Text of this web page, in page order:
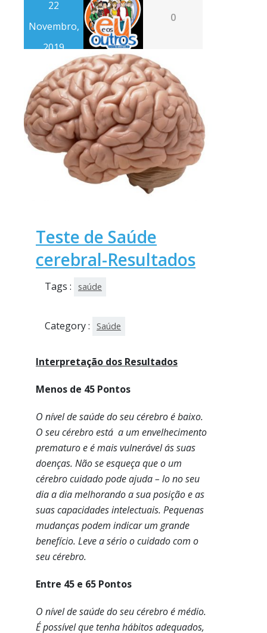
22
Novembro,
2019
0
Teste de Saúde
cerebral-Resultados
Tags : saúde
Category : Saúde
Interpretação dos Resultados
Menos de 45 Pontos
O nível de saúde do seu cérebro é baixo.
O seu cérebro está a um envelhecimento
prematuro e é mais vulnerável ás suas
doenças. Não se esqueça que o um
cérebro cuidado pode ajuda – lo no seu
dia a dia melhorando a sua posição e as
suas capacidades intelectuais. Pequenas
mudanças podem indicar um grande
benefício. Leve a sério o cuidado com o
seu cérebro.
Entre 45 e 65 Pontos
O nível de saúde do seu cérebro é médio.
É possível que tenha hábitos adequados,